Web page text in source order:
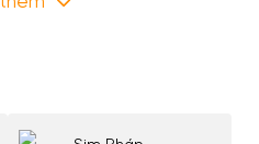
còn thu hút du khách bởi